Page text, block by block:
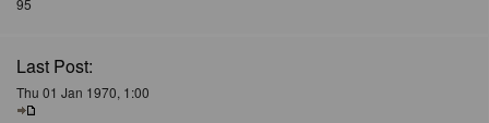
Last Post:
Thu 01 Jan 1970, 1:00